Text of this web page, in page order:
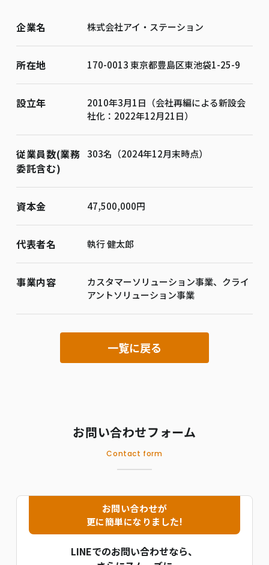
企業名 株式会社アイ・ステーション
所在地 170-0013 東京都豊島区東池袋1-25-9
設立年
2010年3月1日（会社再編による新設会
社化：2022年12月21日）
従業員数(業務
委託含む)
303名（2024年12月末時点）
資本金 47,500,000円
代表者名 執行 健太郎
事業内容
カスタマーソリューション事業、クライ
アントソリューション事業
一覧に戻る
お問い合わせフォーム
Contact form
お問い合わせが
更に簡単になりました!
LINEでのお問い合わせなら、